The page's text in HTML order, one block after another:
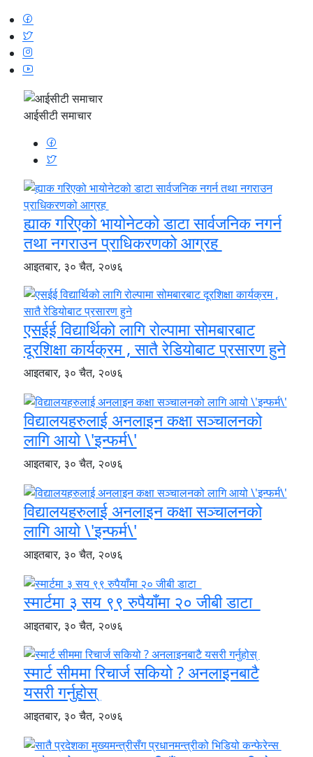
आईसीटी समाचार
ह्याक गरिएको भायोनेटको डाटा सार्वजनिक नगर्न
तथा नगराउन प्राधिकरणको आग्रह
आइतबार, ३० चैत, २०७६
एसईई विद्यार्थिको लागि रोल्पामा सोमबारबाट
दूरशिक्षा कार्यक्रम , सातै रेडियोबाट प्रसारण हुने
आइतबार, ३० चैत, २०७६
विद्यालयहरुलाई अनलाइन कक्षा सञ्चालनको
लागि आयो \'इन्फर्म\'
आइतबार, ३० चैत, २०७६
विद्यालयहरुलाई अनलाइन कक्षा सञ्चालनको
लागि आयो \'इन्फर्म\'
आइतबार, ३० चैत, २०७६
स्मार्टमा ३ सय ९९ रुपैयाँमा २० जीबी डाटा
आइतबार, ३० चैत, २०७६
स्मार्ट सीममा रिचार्ज सकियो ? अनलाइनबाटै
यसरी गर्नुहोस्
आइतबार, ३० चैत, २०७६